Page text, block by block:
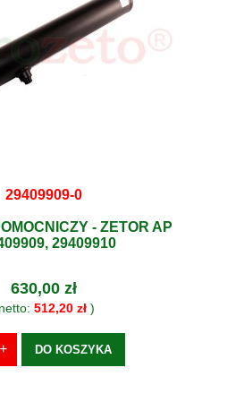
29409909-0
- ZETOR AP
29409910
630,00 zł
512,20 zł)
DO KOSZYKA